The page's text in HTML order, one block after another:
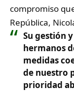
compromiso
República,
Su gestión
hermanos
medidas
de nuestro
prioridad